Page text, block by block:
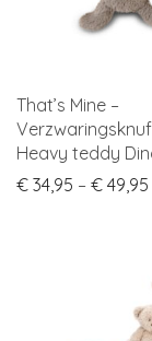
That’s Mine –
Heavy teddy
€ 34,95 – € 49,95